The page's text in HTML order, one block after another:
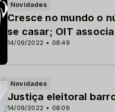
Novidades
14/09/2022 • 08:49
Cresce no mundo o
se casar; OIT
Novidades
14/09/2022 • 08:06
Justiça eleitoral